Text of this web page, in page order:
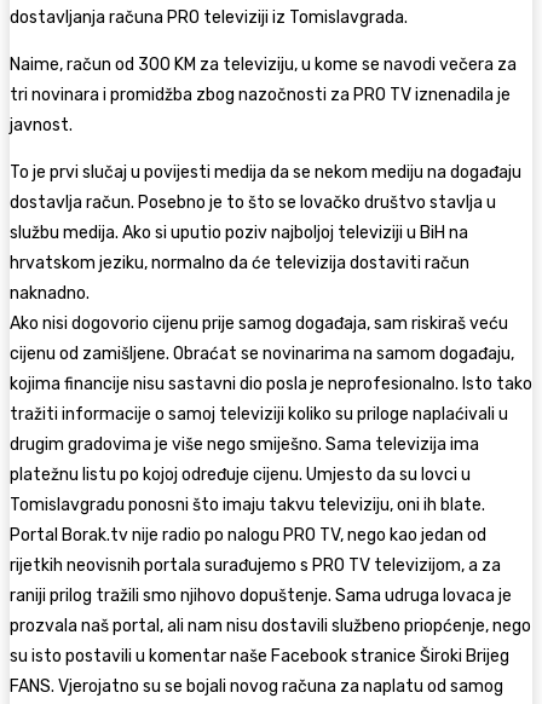
dostavljanja računa PRO televiziji iz Tomislavgrada.
Naime, račun od 300 KM za televiziju, u kome se navodi večera za
tri novinara i promidžba zbog nazočnosti za PRO TV iznenadila je
javnost.
To je prvi slučaj u povijesti medija da se nekom mediju na događaju
dostavlja račun. Posebno je to što se lovačko društvo stavlja u
službu medija. Ako si uputio poziv najboljoj televiziji u BiH na
hrvatskom jeziku, normalno da će televizija dostaviti račun
naknadno.
Ako nisi dogovorio cijenu prije samog događaja, sam riskiraš veću
cijenu od zamišljene. Obraćat se novinarima na samom događaju,
kojima financije nisu sastavni dio posla je neprofesionalno. Isto tako
tražiti informacije o samoj televiziji koliko su priloge naplaćivali u
drugim gradovima je više nego smiješno. Sama televizija ima
platežnu listu po kojoj određuje cijenu. Umjesto da su lovci u
Tomislavgradu ponosni što imaju takvu televiziju, oni ih blate.
Portal Borak.tv nije radio po nalogu PRO TV, nego kao jedan od
rijetkih neovisnih portala surađujemo s PRO TV televizijom, a za
raniji prilog tražili smo njihovo dopuštenje. Sama udruga lovaca je
prozvala naš portal, ali nam nisu dostavili službeno priopćenje, nego
su isto postavili u komentar naše Facebook stranice Široki Brijeg
FANS. Vjerojatno su se bojali novog računa za naplatu od samog